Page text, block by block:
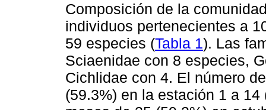
Composición de la
individuos pertenecientes a
59 especies (Tabla 1). Las
Sciaenidae con 8 especies,
Cichlidae con 4. El número
(59.3%) en la estación 1 a